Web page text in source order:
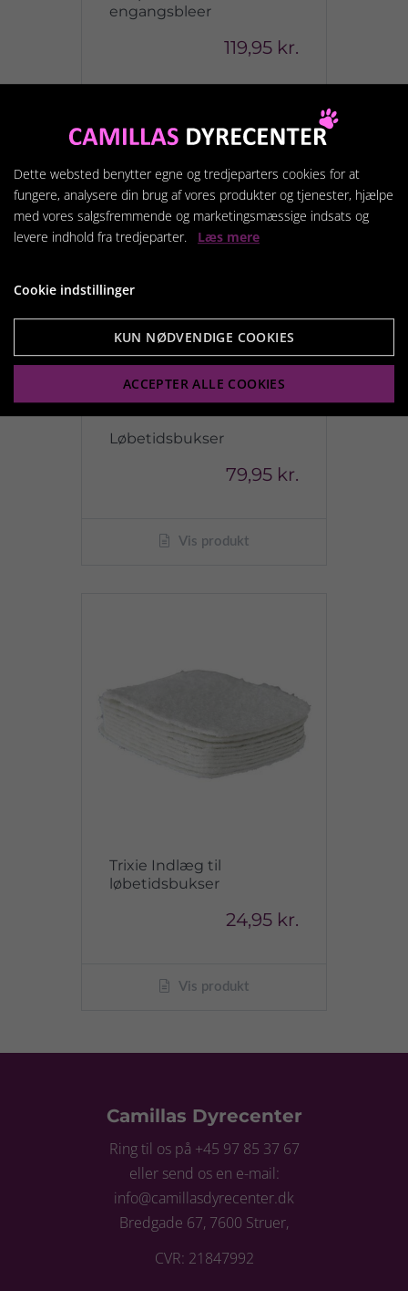
engangsbleer
119,95 kr.
Løbetidsbukser
79,95 kr.
Vis produkt
Trixie Indlæg til
løbetidsbukser
24,95 kr.
Vis produkt
Camillas Dyrecenter
Ring til os på +45 97 85 37 67
eller send os en e-mail:
info@camillasdyrecenter.dk
Bredgade 67, 7600 Struer,
CVR: 21847992
Dette websted benytter egne og tredjeparters cookies for at
fungere, analysere din brug af vores produkter og tjenester, hjælpe
med vores salgsfremmende og marketingsmæssige indsats og
levere indhold fra tredjeparter. Læs mere
Cookie indstillinger
KUN NØDVENDIGE COOKIES
ACCEPTER ALLE COOKIES